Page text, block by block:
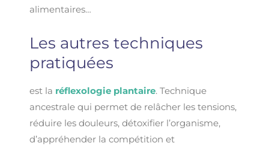
alimentaires…
Les autres techniques
pratiquées
est la réflexologie plantaire. Technique
ancestrale qui permet de relâcher les tensions,
réduire les douleurs, détoxifier l’organisme,
d’appréhender la compétition et